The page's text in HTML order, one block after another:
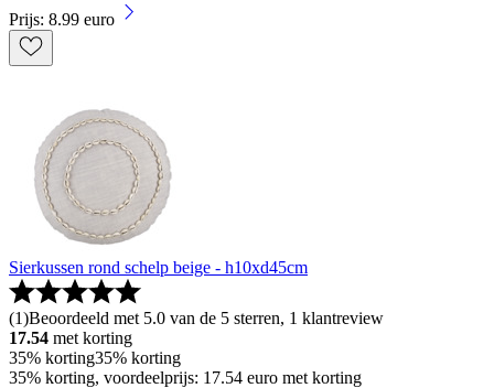
Prijs: 8.99 euro
Sierkussen rond schelp beige - h10xd45cm
(1)Beoordeeld met 5.0 van de 5 sterren, 1 klantreview
17.54 met korting
35% korting35% korting
35% korting, voordeelprijs: 17.54 euro met korting